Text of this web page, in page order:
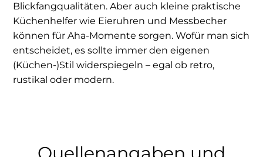
Blickfangqualitäten. Aber auch kleine praktische
Küchenhelfer wie Eieruhren und Messbecher
können für Aha-Momente sorgen. Wofür man sich
entscheidet, es sollte immer den eigenen
(Küchen-)Stil widerspiegeln – egal ob retro,
rustikal oder modern.